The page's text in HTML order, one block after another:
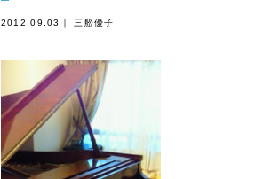
2012.09.03｜ 三舩優子